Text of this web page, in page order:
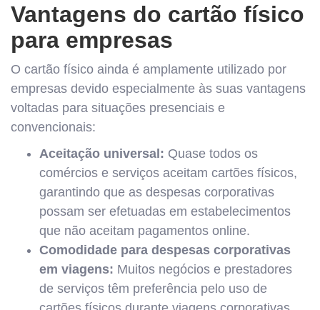
Vantagens do cartão físico
para empresas
O cartão físico ainda é amplamente utilizado por
empresas devido especialmente às suas vantagens
voltadas para situações presenciais e
convencionais:
Aceitação universal: Quase todos os
comércios e serviços aceitam cartões físicos,
garantindo que as despesas corporativas
possam ser efetuadas em estabelecimentos
que não aceitam pagamentos online.
Comodidade para despesas corporativas
em viagens: Muitos negócios e prestadores
de serviços têm preferência pelo uso de